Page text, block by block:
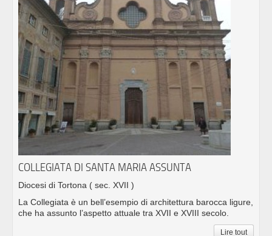
COLLEGIATA DI SANTA MARIA ASSUNTA
Diocesi di Tortona ( sec. XVII )
La Collegiata è un bell’esempio di architettura barocca ligure,
che ha assunto l’aspetto attuale tra XVII e XVIII secolo.
Lire tout